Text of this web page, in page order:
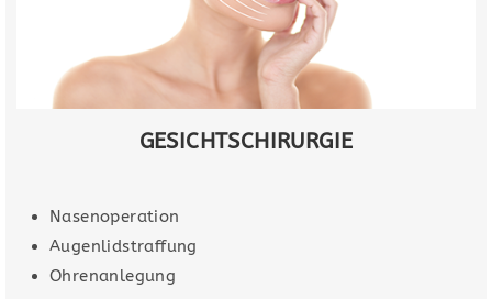
GESICHTSCHIRURGIE
Nasenoperation
Augenlidstraffung
Ohrenanlegung